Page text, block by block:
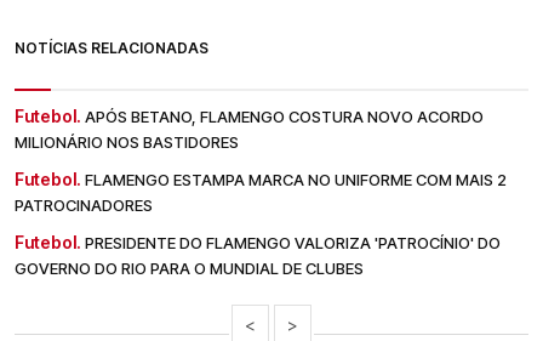
NOTÍCIAS RELACIONADAS
Futebol. APÓS BETANO, FLAMENGO COSTURA NOVO ACORDO
MILIONÁRIO NOS BASTIDORES
Futebol. FLAMENGO ESTAMPA MARCA NO UNIFORME COM MAIS 2
PATROCINADORES
Futebol. PRESIDENTE DO FLAMENGO VALORIZA 'PATROCÍNIO' DO
GOVERNO DO RIO PARA O MUNDIAL DE CLUBES
< >